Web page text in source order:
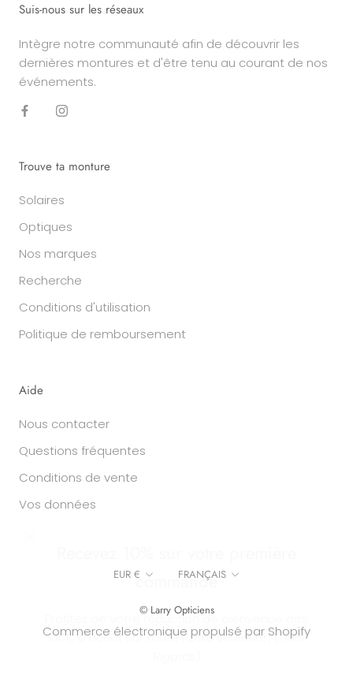
commande
Profitez de votre réduction de bienvenue dès
Rigards)
Suis-nous sur les réseaux
Intègre notre communauté afin de découvrir les
dernières montures et d'être tenu au courant de nos
événements.
Trouve ta monture
Solaires
Optiques
Nos marques
Recherche
Conditions d'utilisation
Politique de remboursement
Aide
Nous contacter
Questions fréquentes
Conditions de vente
Vos données
Devise
EUR € Langue
FRANÇAIS
© Larry Opticiens
Commerce électronique propulsé par Shopify